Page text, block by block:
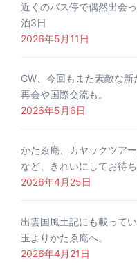
近くのバス停で偶然出会
泊3日
2026年5月11日
GW、今回もまた素敵な
再会や国際交流も。
2026年5月6日
かたゑ庵、カヤックツア
など、きれいにしてお待ち
2026年4月25日
出雲国風土記にも載って
玉よりかたゑ庵へ。
2026年4月21日